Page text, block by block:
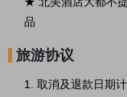
品
旅游协议
1. 取消及退款日期